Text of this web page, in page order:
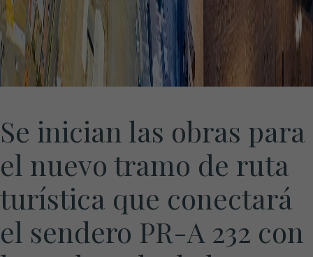
Se inician las obras para
el nuevo tramo de ruta
turística que conectará
el sendero PR-A 232 con